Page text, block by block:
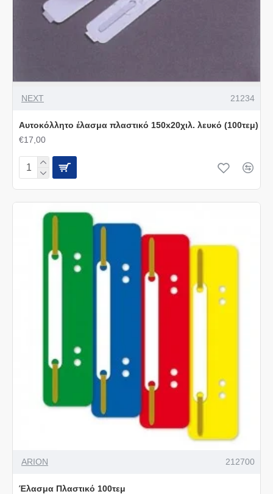
NEXT 21234
Αυτοκόλλητο έλασμα πλαστικό 150x20χιλ. λευκό (100τεμ)
€17,00
ARION 212700
Έλασμα Πλαστικό 100τεμ